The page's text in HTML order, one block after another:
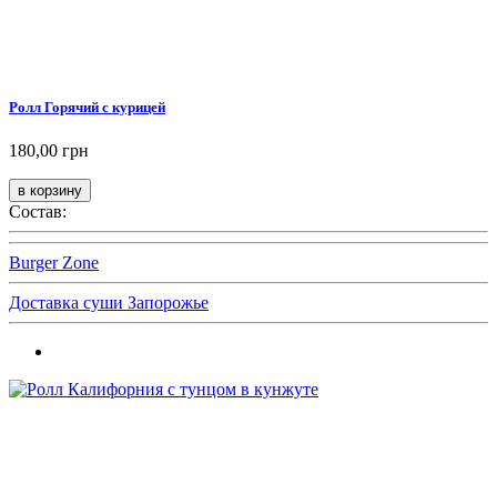
Ролл Горячий с курицей
180,00 грн
Состав:
Burger Zone
Доставка суши Запорожье